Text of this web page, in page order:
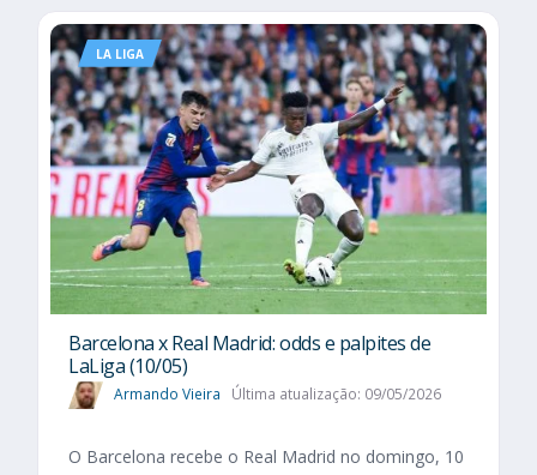
LA LIGA
Barcelona x Real Madrid: odds e palpites de
LaLiga (10/05)
Armando Vieira Última atualização: 09/05/2026
O Barcelona recebe o Real Madrid no domingo, 10